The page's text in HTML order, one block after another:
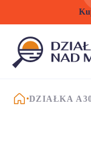
STRONA
DZIAŁKA